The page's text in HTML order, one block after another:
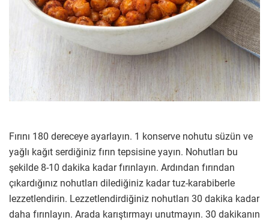
Fırını 180 dereceye ayarlayın. 1 konserve nohutu süzün ve
yağlı kağıt serdiğiniz fırın tepsisine yayın. Nohutları bu
şekilde 8-10 dakika kadar fırınlayın. Ardından fırından
çıkardığınız nohutları dilediğiniz kadar tuz-karabiberle
lezzetlendirin. Lezzetlendirdiğiniz nohutları 30 dakika kadar
daha fırınlayın. Arada karıştırmayı unutmayın. 30 dakikanın